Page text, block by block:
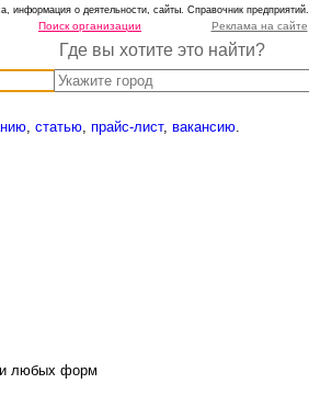
информация о деятельности, сайты. Справочник предприятий.
Поиск организации Реклама на сайте
Где вы хотите это найти?
, статью, прайс-лист, вакансию.
и любых форм